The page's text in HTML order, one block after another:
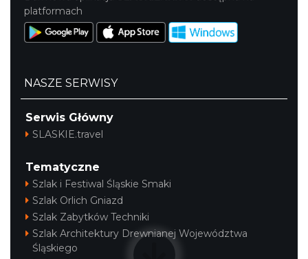
Warsaw String Quartet - Jubileusz
44. Rawa Blues Festival
Katowice
platformach
NASZE SERWISY
Serwis Główny
SLASKIE.travel
Tematyczne
Szlak i Festiwal Śląskie Smaki
Szlak Orlich Gniazd
Szlak Zabytków Techniki
Szlak Architektury Drewnianej Województwa
Śląskiego